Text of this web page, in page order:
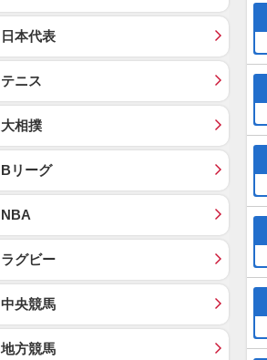
日本代表
テニス
大相撲
Bリーグ
NBA
ラグビー
中央競馬
地方競馬